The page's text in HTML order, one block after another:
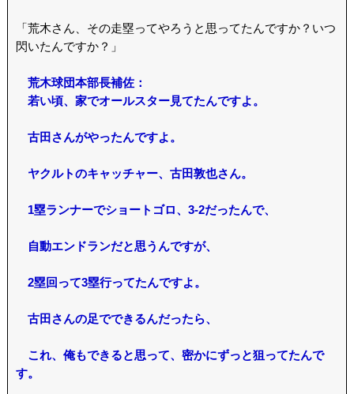
「荒木さん、その走塁ってやろうと思ってたんですか？いつ
閃いたんですか？」
荒木球団本部長補佐：
若い頃、家でオールスター見てたんですよ。
古田さんがやったんですよ。
ヤクルトのキャッチャー、古田敦也さん。
1塁ランナーでショートゴロ、3-2だったんで、
自動エンドランだと思うんですが、
2塁回って3塁行ってたんですよ。
古田さんの足でできるんだったら、
これ、俺もできると思って、密かにずっと狙ってたんで
す。